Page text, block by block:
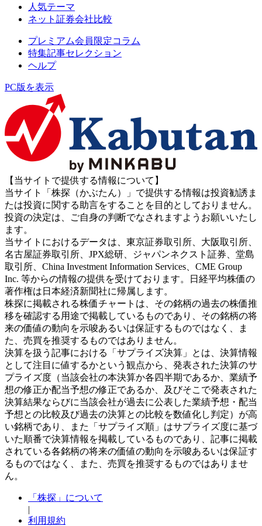
人気テーマ
ネット証券会社比較
プレミアム会員限定コラム
特集記事セレクション
ヘルプ
PC版を表示
【当サイトで提供する情報について】
当サイト「株探（かぶたん）」で提供する情報は投資勧誘ま
たは投資に関する助言をすることを目的としておりません。
投資の決定は、ご自身の判断でなされますようお願いいたし
ます。
当サイトにおけるデータは、東京証券取引所、大阪取引所、
名古屋証券取引所、JPX総研、ジャパンネクスト証券、堂島
取引所、China Investment Information Services、CME Group
Inc. 等からの情報の提供を受けております。日経平均株価の
著作権は日本経済新聞社に帰属します。
株探に掲載される株価チャートは、その銘柄の過去の株価推
移を確認する用途で掲載しているものであり、その銘柄の将
来の価値の動向を示唆あるいは保証するものではなく、ま
た、売買を推奨するものではありません。
決算を扱う記事における「サプライズ決算」とは、決算情報
として注目に値するかという観点から、発表された決算のサ
プライズ度（当該会社の本決算か各四半期であるか、業績予
想の修正か配当予想の修正であるか、及びそこで発表された
決算結果ならびに当該会社が過去に公表した業績予想・配当
予想との比較及び過去の決算との比較を数値化し判定）が高
い銘柄であり、また「サプライズ順」はサプライズ度に基づ
いた順番で決算情報を掲載しているものであり、記事に掲載
されている各銘柄の将来の価値の動向を示唆あるいは保証す
るものではなく、また、売買を推奨するものではありませ
ん。
「株探」について
|
利用規約